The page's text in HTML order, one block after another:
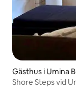
Gästhus i Umina
Shore Steps vid